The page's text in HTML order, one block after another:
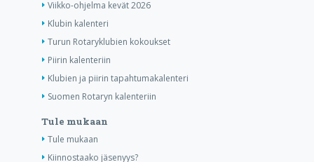
Viikko-ohjelma kevät 2026
Klubin kalenteri
Turun Rotaryklubien kokoukset
Piirin kalenteriin
Klubien ja piirin tapahtumakalenteri
Suomen Rotaryn kalenteriin
Tule mukaan
Tule mukaan
Kiinnostaako jäsenyys?